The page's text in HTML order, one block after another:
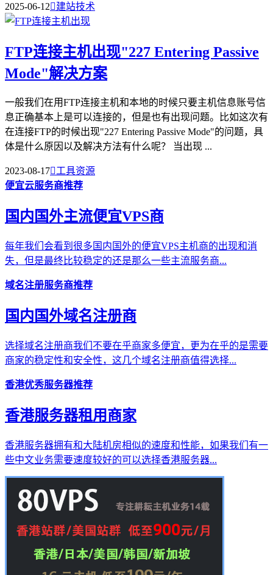
2025-06-12建站技术
FTP连接主机出现"227 Entering Passive
Mode"解决方案
一般我们在用FTP连接主机和本地的时候只要主机信息账号信
息正确基本上是可以连接的，但是也有出现问题。比如这次有
在连接FTP的时候出现"227 Entering Passive Mode"的问题，具
体是什么原因以及解决方法有什么呢？ 当出现 ...
2023-08-17工具资源
便宜云服务商推荐
国内国外主流便宜VPS商
每年我们会看到很多国内国外的便宜VPS主机商的出现和消
失，但是最终比较稳定的还是那么一些主流服务商...
域名注册服务商推荐
国内国外域名注册商
选择域名注册商我们不要在乎商家多便宜，更为在乎的是需要
商家的稳定性和安全性，这几个域名注册商值得选择...
香港优秀服务器推荐
香港服务器租用商家
香港服务器拥有和大陆机房相似的速度和性能，如果我们有一
些中文业务需要速度较好的可以选择香港服务器...